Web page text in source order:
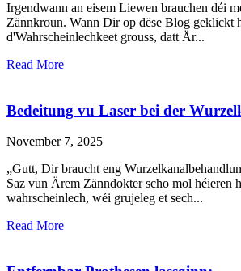
Irgendwann an eisem Liewen brauchen déi
Zännkroun. Wann Dir op dëse Blog geklickt
d'Wahrscheinlechkeet grouss, datt Är...
Read More
Bedeitung vu Laser bei der
November 7, 2025
„Gutt, Dir braucht eng
Saz vun Ärem Zänndokter scho mol héieren
wahrscheinlech, wéi grujeleg et sech...
Read More